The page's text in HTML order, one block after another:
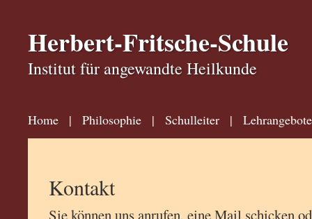
Herbert-Fritsche-Schule
Institut für angewandte Heilkunde
Home| Philosophie| Schulleiter| Lehrangebote
Kontakt
Sie können uns anrufen, eine Mail schicken